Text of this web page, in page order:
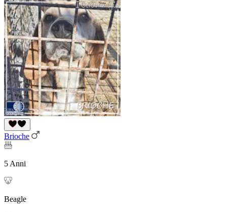
Brioche
5 Anni
Beagle